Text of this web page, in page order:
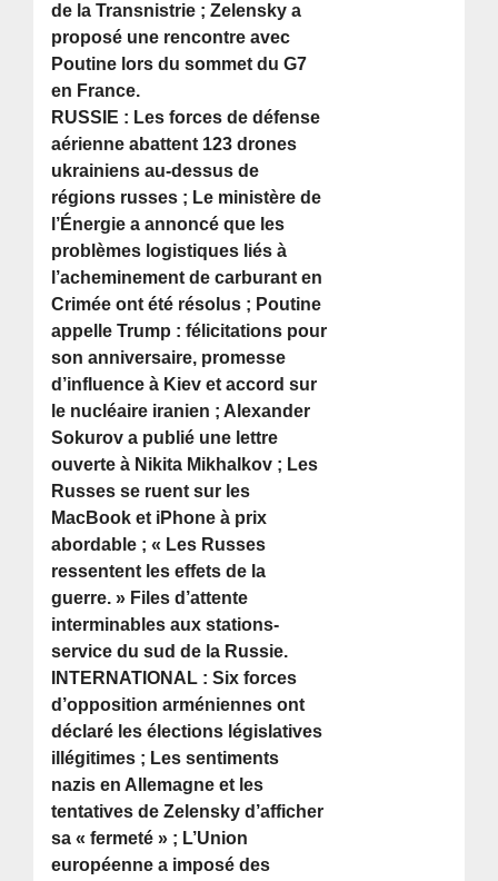
de la Transnistrie ; Zelensky a
proposé une rencontre avec
Poutine lors du sommet du G7
en France.
RUSSIE : Les forces de défense
aérienne abattent 123 drones
ukrainiens au-dessus de
régions russes ; Le ministère de
l’Énergie a annoncé que les
problèmes logistiques liés à
l’acheminement de carburant en
Crimée ont été résolus ; Poutine
appelle Trump : félicitations pour
son anniversaire, promesse
d’influence à Kiev et accord sur
le nucléaire iranien ; Alexander
Sokurov a publié une lettre
ouverte à Nikita Mikhalkov ; Les
Russes se ruent sur les
MacBook et iPhone à prix
abordable ; « Les Russes
ressentent les effets de la
guerre. » Files d’attente
interminables aux stations-
service du sud de la Russie.
INTERNATIONAL : Six forces
d’opposition arméniennes ont
déclaré les élections législatives
illégitimes ; Les sentiments
nazis en Allemagne et les
tentatives de Zelensky d’afficher
sa « fermeté » ; L’Union
européenne a imposé des